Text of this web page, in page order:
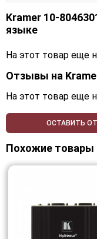
Kramer 10-
языке
На этот товар еще
Отзывы на
На этот товар еще
ОСТАВИТЬ
Похожие товары